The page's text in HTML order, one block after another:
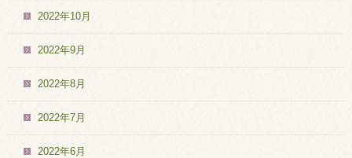
2022年10月
2022年9月
2022年8月
2022年7月
2022年6月